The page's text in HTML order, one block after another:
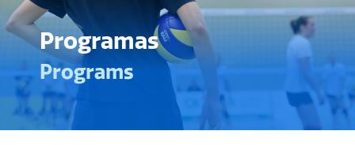
Programas
Programs